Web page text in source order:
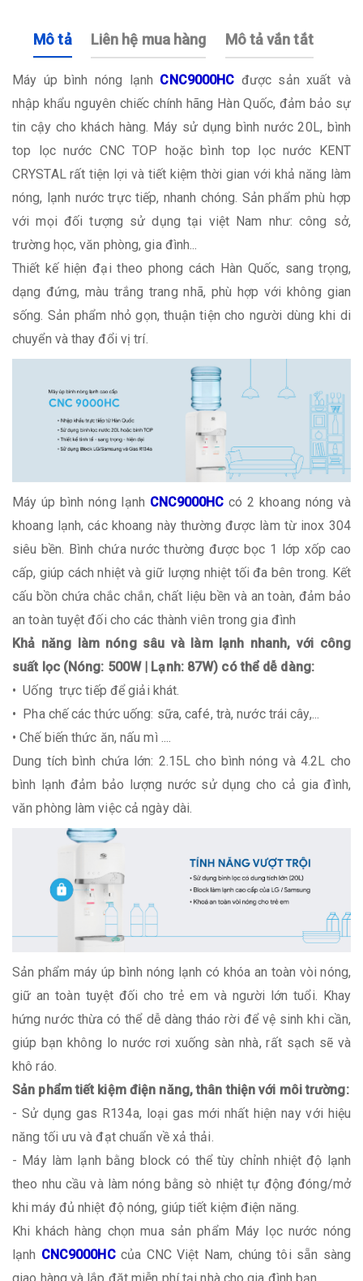
Mô tả Liên hệ mua hàng Mô tả vắn tắt
Máy úp bình nóng lạnh CNC9000HC được sản xuất và
nhập khẩu nguyên chiếc chính hãng Hàn Quốc, đảm bảo sự
tin cậy cho khách hàng. Máy sử dụng bình nước 20L, bình
top lọc nước CNC TOP hoặc bình top lọc nước KENT
CRYSTAL rất tiện lợi và tiết kiệm thời gian với khả năng làm
nóng, lạnh nước trực tiếp, nhanh chóng. Sản phẩm phù hợp
với mọi đối tượng sử dụng tại việt Nam như: công sở,
trường học, văn phòng, gia đình...
Thiết kế hiện đại theo phong cách Hàn Quốc, sang trọng,
dạng đứng, màu trắng trang nhã, phù hợp với không gian
sống. Sản phẩm nhỏ gọn, thuận tiện cho người dùng khi di
chuyển và thay đổi vị trí.
Máy úp bình nóng lạnh CNC9000HC có 2 khoang nóng và
khoang lạnh, các khoang này thường được làm từ inox 304
siêu bền. Bình chứa nước thường được bọc 1 lớp xốp cao
cấp, giúp cách nhiệt và giữ lượng nhiệt tối đa bên trong. Kết
cấu bồn chứa chắc chắn, chất liệu bền và an toàn, đảm bảo
an toàn tuyệt đối cho các thành viên trong gia đình
Khả năng làm nóng sâu và làm lạnh nhanh, với công
suất lọc (Nóng: 500W | Lạnh: 87W) có thể dễ dàng:
• Uống trực tiếp để giải khát.
• Pha chế các thức uống: sữa, café, trà, nước trái cây,...
• Chế biến thức ăn, nấu mì ....
Dung tích bình chứa lớn: 2.15L cho bình nóng và 4.2L cho
bình lạnh đảm bảo lượng nước sử dụng cho cả gia đình,
văn phòng làm việc cả ngày dài.
Sản phẩm máy úp bình nóng lạnh có khóa an toàn vòi nóng,
giữ an toàn tuyệt đối cho trẻ em và người lớn tuổi. Khay
hứng nước thừa có thể dễ dàng tháo rời để vệ sinh khi cần,
giúp bạn không lo nước rơi xuống sàn nhà, rất sạch sẽ và
khô ráo.
Sản phẩm tiết kiệm điện năng, thân thiện với môi trường:
- Sử dụng gas R134a, loại gas mới nhất hiện nay với hiệu
năng tối ưu và đạt chuẩn về xả thải.
- Máy làm lạnh bằng block có thể tùy chỉnh nhiệt độ lạnh
theo nhu cầu và làm nóng bằng sò nhiệt tự động đóng/mở
khi máy đủ nhiệt độ nóng, giúp tiết kiệm điện năng.
Khi khách hàng chọn mua sản phẩm Máy lọc nước nóng
lạnh CNC9000HCcủa CNC Việt Nam, chúng tôi sẵn sàng
giao hàng và lắp đặt miễn phí tại nhà cho gia đình bạn.